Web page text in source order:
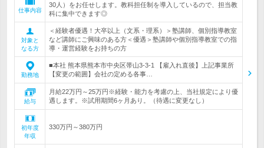
仕事内容
30人）をお任せします。教科担任制を導入しているので、担当教
科に集中できます◎
対象と
なる方
＜経験者優遇！大卒以上（文系・理系）＞塾講師、個別指導教室
など講師にご興味のある方＜優遇＞塾講師や個別指導教室での指
導・運営経験をお持ちの方
勤務地
■本社 熊本県熊本市中央区帯山3-3-1 【雇入れ直後】上記事業所
【変更の範囲】会社の定める各事…
給与
月給22万円～25万円※経験・能力を考慮の上、当社規定により優
遇します。※試用期間6ヶ月あり。（待遇に変更なし）
初年度
年収
330万円～380万円